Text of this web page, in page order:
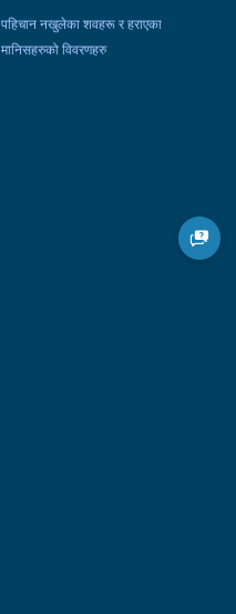
पहिचान नखुलेका शवहरू र हराएका
मानिसहरुको विवरणहरु